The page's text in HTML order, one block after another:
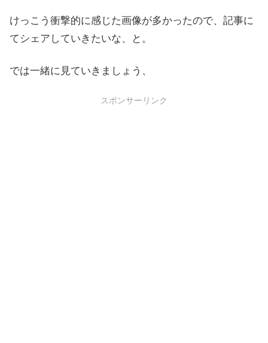
けっこう衝撃的に感じた画像が多かったので、記事に
てシェアしていきたいな、と。
では一緒に見ていきましょう、
スポンサーリンク